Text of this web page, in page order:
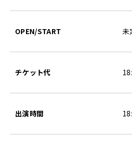
OPEN/START 未
チケット代
出演時間